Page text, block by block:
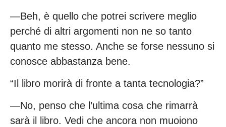
—Beh, è quello che potrei scrivere meglio
perché di altri argomenti non ne so tanto
quanto me stesso. Anche se forse nessuno si
conosce abbastanza bene.
“Il libro morirà di fronte a tanta tecnologia?”
—No, penso che l’ultima cosa che rimarrà
sarà il libro. Vedi che ancora non muoiono